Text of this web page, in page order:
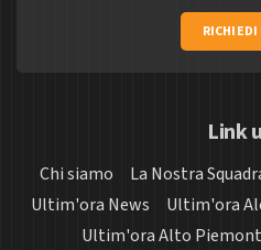
RICHIEDI
Link
Chi siamo La Nostra
Ultim'ora News
Ultim'ora
Ultim'ora Alto